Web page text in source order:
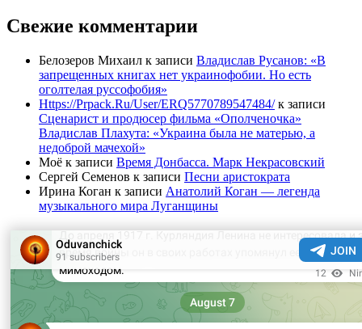
Свежие комментарии
Белозеров Михаил к записи Владислав Русанов: «В
запрещенных книгах нет украинофобии. Но есть
оголтелая руссофобия»
Https://Prpack.Ru/User/ERQ5770789547484/к записи
Сценарист и продюсер фильма «Ополченочка»
Владислав Плахута: «Украина была не матерью, а
недоброй мачехой»
Моё к записи Время Донбасса. Марк Некрасовский
Сергей Семенов к записи Песни аристократа
Ирина Коган к записи Анатолий Коган — легенда
музыкального мира Луганщины